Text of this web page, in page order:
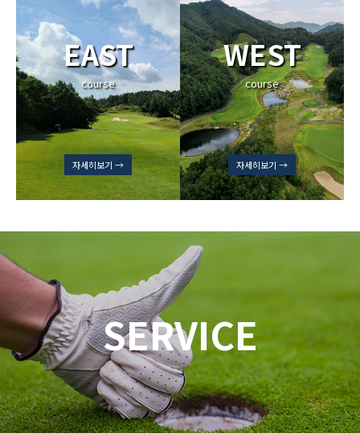
EAST
course
자세히보기 →
WEST
course
자세히보기 →
SERVICE